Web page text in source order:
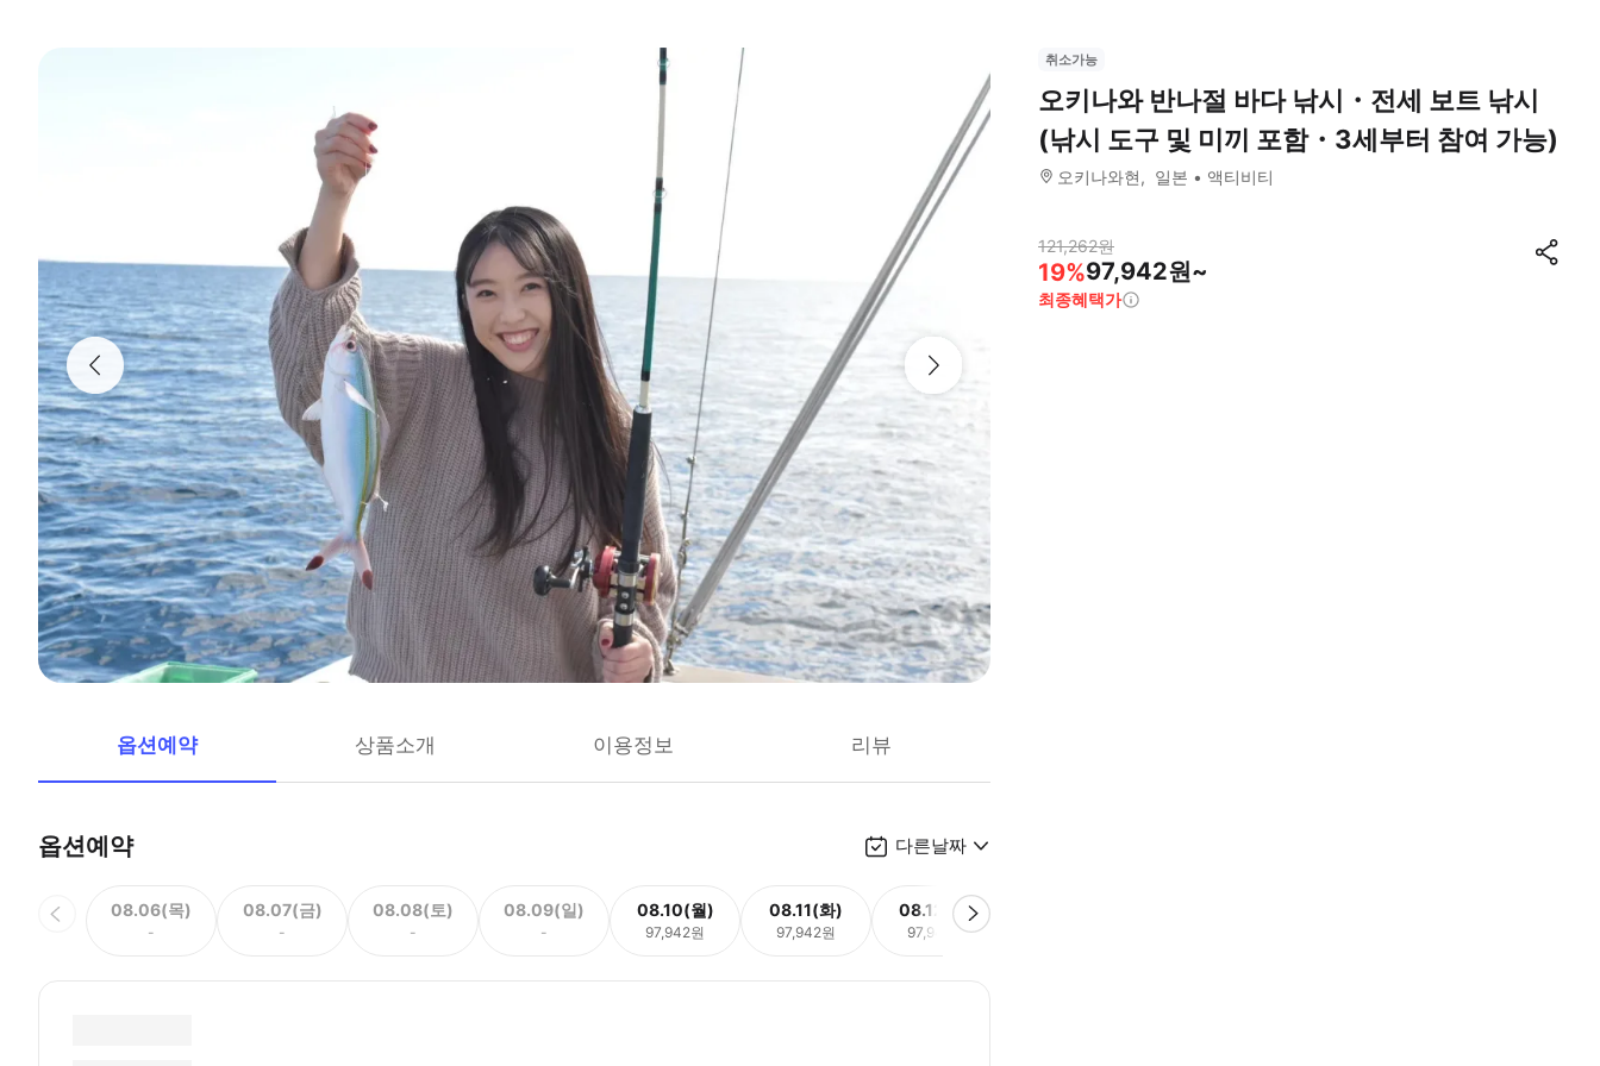
옵션예약 상품소개 이용정보 리뷰
옵션예약 다른날짜
08.06(목)
-
08.07(금)
-
08.08(토)
-
08.09(일)
-
08.10(월)
97,942원
08.11(화)
97,942원
08.12(수)
97,942원
취소가능
오키나와 반나절 바다 낚시・전세 보트 낚시
(낚시 도구 및 미끼 포함・3세부터 참여 가능)
오키나와현 일본 액티비티
121,262원
19%97,942원~
최종혜택가